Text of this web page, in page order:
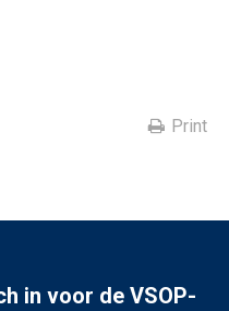
Print
in voor de VSOP-